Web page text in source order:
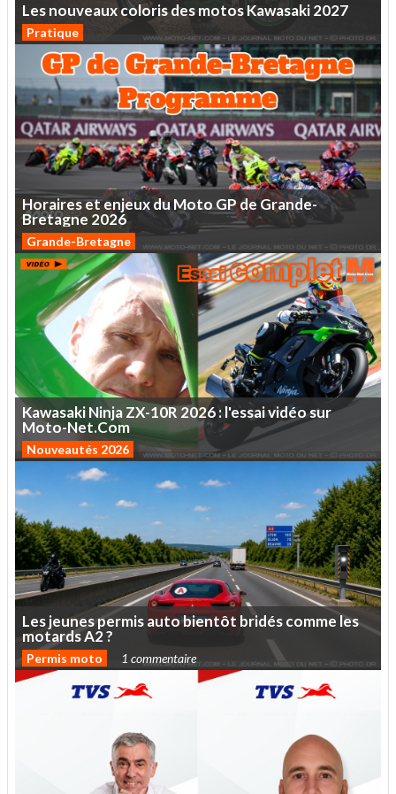
LesnouveauxcolorisdesmotosKawasaki2027
Pratique
HorairesetenjeuxduMotoGPdeGrande-
Bretagne 2026
Grande-Bretagne
KawasakiNinjaZX-10R2026:l'essaividéosur
Moto-Net.Com
Nouveautés 2026
Lesjeunespermisautobientôt bridéscommeles
motardsA2?
Permis moto 1 commentaire